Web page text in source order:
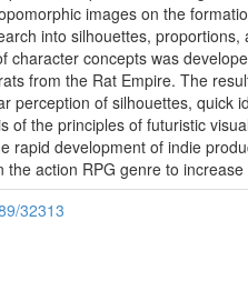
images on the
into silhouettes,
character concepts was
from the Rat Empire. The
perception of silhouettes,
of the principles of futuristic
rapid development of indie
action RPG genre to
32313